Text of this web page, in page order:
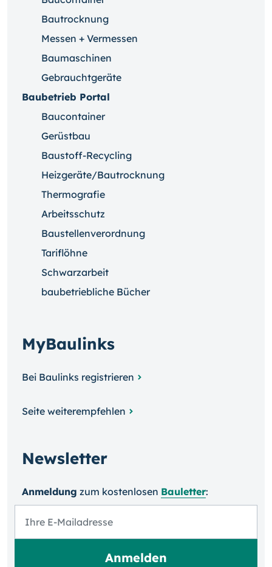
Bautrocknung
Messen + Vermessen
Baumaschinen
Gebrauchtgeräte
Baubetrieb Portal
Baucontainer
Gerüstbau
Baustoff-Recycling
Heizgeräte/Bautrocknung
Thermografie
Arbeitsschutz
Baustellenverordnung
Tariflöhne
Schwarzarbeit
baubetriebliche Bücher
MyBaulinks
Bei Baulinks registrieren
Seite weiterempfehlen
Newsletter
Anmeldung zum kosten­losen Bauletter: